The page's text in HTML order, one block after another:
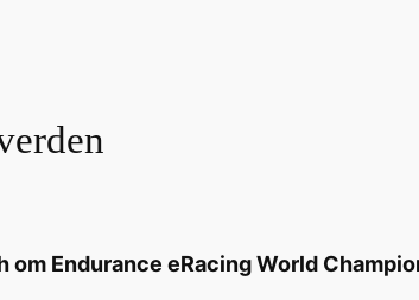
om Endurance eRacing World